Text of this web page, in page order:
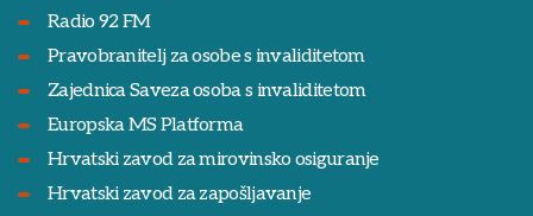
Radio 92 FM
Pravobranitelj za osobe s invaliditetom
Zajednica Saveza osoba s invaliditetom
Europska MS Platforma
Hrvatski zavod za mirovinsko osiguranje
Hrvatski zavod za zapošljavanje